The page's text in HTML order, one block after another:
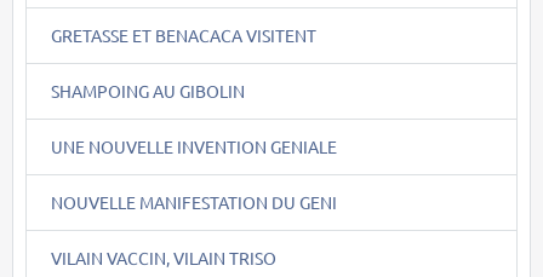
GRETASSE ET BENACACA VISITENT
SHAMPOING AU GIBOLIN
UNE NOUVELLE INVENTION GENIALE
NOUVELLE MANIFESTATION DU GENI
VILAIN VACCIN, VILAIN TRISO